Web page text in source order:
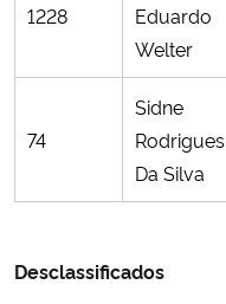
1228
Eduardo
Welter
74
Sidne
Rodrigues
Da Silva
Desclassificados